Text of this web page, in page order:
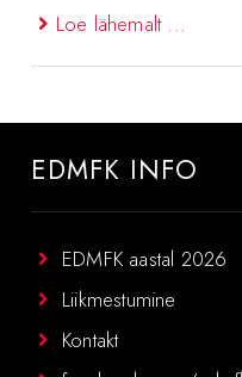
Loe lähemalt ...
EDMFK INFO
EDMFK aastal 2026
Liikmestumine
Kontakt